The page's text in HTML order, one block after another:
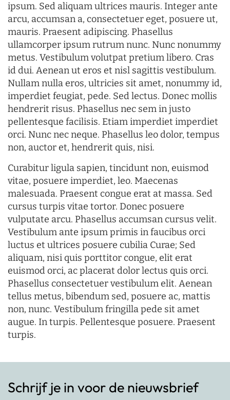
ipsum. Sed aliquam ultrices mauris. Integer ante
arcu, accumsan a, consectetuer eget, posuere ut,
mauris. Praesent adipiscing. Phasellus
ullamcorper ipsum rutrum nunc. Nunc nonummy
metus. Vestibulum volutpat pretium libero. Cras
id dui. Aenean ut eros et nisl sagittis vestibulum.
Nullam nulla eros, ultricies sit amet, nonummy id,
imperdiet feugiat, pede. Sed lectus. Donec mollis
hendrerit risus. Phasellus nec sem in justo
pellentesque facilisis. Etiam imperdiet imperdiet
orci. Nunc nec neque. Phasellus leo dolor, tempus
non, auctor et, hendrerit quis, nisi.
Curabitur ligula sapien, tincidunt non, euismod
vitae, posuere imperdiet, leo. Maecenas
malesuada. Praesent congue erat at massa. Sed
cursus turpis vitae tortor. Donec posuere
vulputate arcu. Phasellus accumsan cursus velit.
Vestibulum ante ipsum primis in faucibus orci
luctus et ultrices posuere cubilia Curae; Sed
aliquam, nisi quis porttitor congue, elit erat
euismod orci, ac placerat dolor lectus quis orci.
Phasellus consectetuer vestibulum elit. Aenean
tellus metus, bibendum sed, posuere ac, mattis
non, nunc. Vestibulum fringilla pede sit amet
augue. In turpis. Pellentesque posuere. Praesent
turpis.
Schrijf je in voor de nieuwsbrief